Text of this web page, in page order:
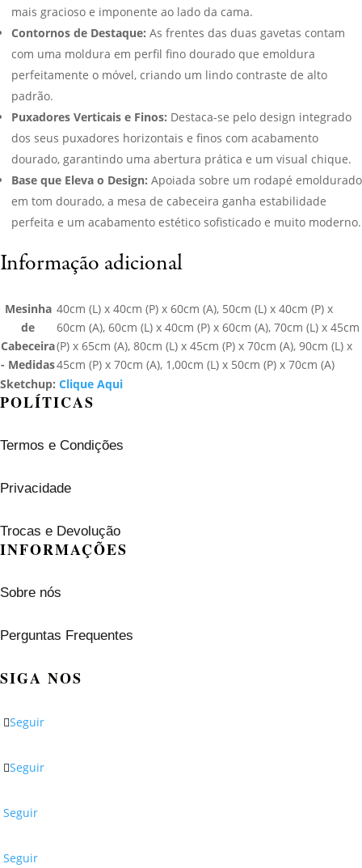
mais gracioso e imponente ao lado da cama.
Contornos de Destaque: As frentes das duas gavetas contam
com uma moldura em perfil fino dourado que emoldura
perfeitamente o móvel, criando um lindo contraste de alto
padrão.
Puxadores Verticais e Finos: Destaca-se pelo design integrado
dos seus puxadores horizontais e finos com acabamento
dourado, garantindo uma abertura prática e um visual chique.
Base que Eleva o Design: Apoiada sobre um rodapé emoldurado
em tom dourado, a mesa de cabeceira ganha estabilidade
perfeita e um acabamento estético sofisticado e muito moderno.
Informação adicional
Mesinha
de
Cabeceira
- Medidas
40cm (L) x 40cm (P) x 60cm (A), 50cm (L) x 40cm (P) x
60cm (A), 60cm (L) x 40cm (P) x 60cm (A), 70cm (L) x 45cm
(P) x 65cm (A), 80cm (L) x 45cm (P) x 70cm (A), 90cm (L) x
45cm (P) x 70cm (A), 1,00cm (L) x 50cm (P) x 70cm (A)
Sketchup: Clique Aqui
POLÍTICAS
Termos e Condições
Privacidade
Trocas e Devolução
INFORMAÇÕES
Sobre nós
Perguntas Frequentes
SIGA NOS
Seguir
Seguir
Seguir
Seguir